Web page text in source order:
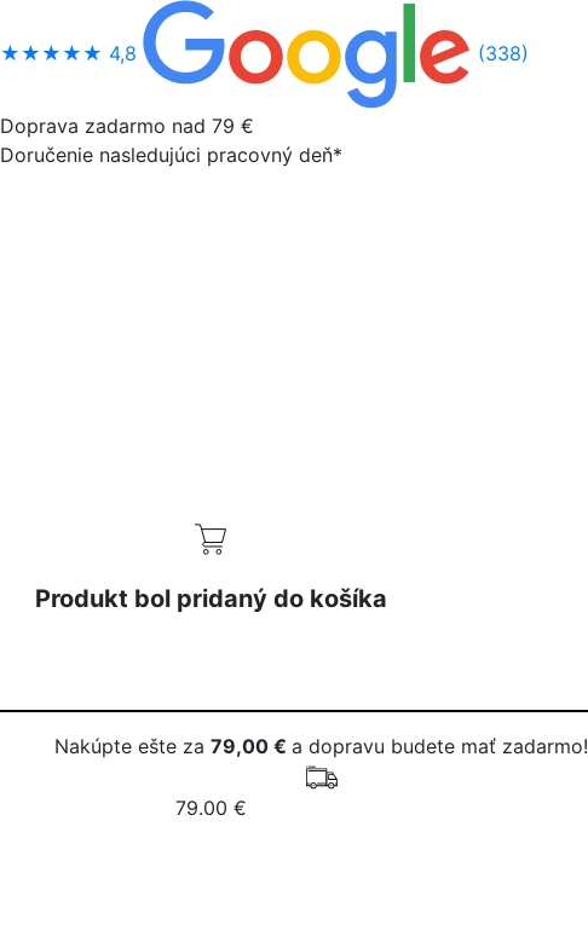
★★★★★ 4,8 (338)
Doprava zadarmo nad 79 €
Doručenie nasledujúci pracovný deň*
Produkt bol pridaný do košíka
Nakúpte ešte za 79,00 € a dopravu budete mať zadarmo!
79.00 €